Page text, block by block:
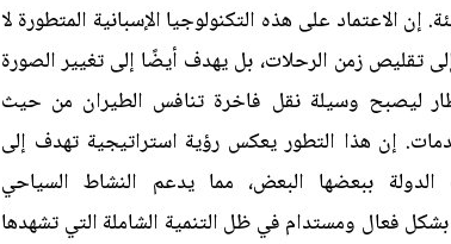
إن الاعتماد على هذه التكنولوجيا الإسبانية المتطورة لا
تقليص زمن الرحلات، بل يهدف أيضًا إلى تغيير الصورة
ليصبح وسيلة نقل فاخرة تنافس الطيران من حيث
إن هذا التطور يعكس رؤية استراتيجية تهدف إلى
ببعضها البعض، مما يدعم النشاط السياحي
فعال ومستدام في ظل التنمية الشاملة التي تشهدها